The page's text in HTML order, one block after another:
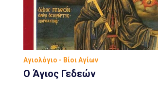
Αγιολόγιο - Βίοι Αγίων
Ο Άγιος Γεδεών